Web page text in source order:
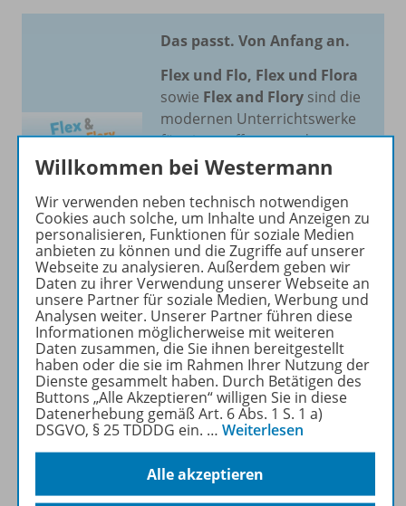
Das passt. Von Anfang an.
Flex und Flo, Flex und Flora
sowie Flex and Flory sind die
modernen Unterrichtswerke
für einen offenen und
flexiblen Unterricht in den
Deutschund Englisch.
Mehr erfahren
Produktinformationen
Beschreibung
Willkommen bei Westermann
Wir verwenden neben technisch notwendigen
Cookies auch solche, um Inhalte und Anzeigen zu
personalisieren, Funktionen für soziale Medien
anbieten zu können und die Zugriffe auf unserer
Webseite zu analysieren. Außerdem geben wir
Daten zu ihrer Verwendung unserer Webseite an
unsere Partner für soziale Medien, Werbung und
Analysen weiter. Unserer Partner führen diese
Informationen möglicherweise mit weiteren
Daten zusammen, die Sie ihnen bereitgestellt
haben oder die sie im Rahmen Ihrer Nutzung der
Dienste gesammelt haben. Durch Betätigen des
Buttons „Alle Akzeptieren“ willigen Sie in diese
Datenerhebung gemäß Art. 6 Abs. 1 S. 1 a)
DSGVO, § 25 TDDDG ein. … Weiterlesen
Alle akzeptieren